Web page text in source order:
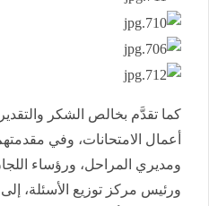
كما تقدَّم بخالص الشكر
أعمال الامتحانات، وفي
ومديري المراحل، ورؤساء
ورئيس مركز توزيع الأسئلة،